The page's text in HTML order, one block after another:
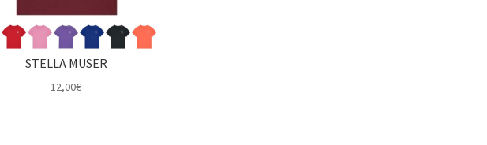
STELLA MUSER
12,00€